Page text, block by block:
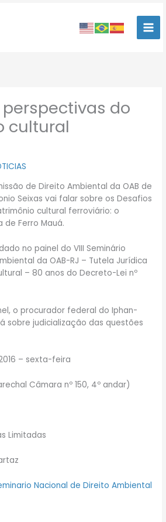
do
cultural
de Direito Ambiental da OAB de
Seixas vai falar sobre os Desafios
cultural ferroviário: o
de Ferro Mauá.
no painel do VIII Seminário
da OAB-RJ – Tutela Jurídica
– 80 anos do Decreto-Lei nº
o procurador federal do Iphan-
sobre judicialização das questões
– sexta-feira
Câmara nº 150, 4º andar)
Limitadas